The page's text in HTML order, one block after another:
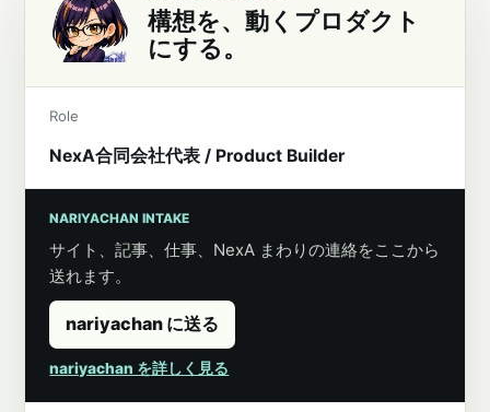
構想を、動くプロダクト
にする。
Role
NexA合同会社代表 / Product Builder
NARIYACHAN INTAKE
サイト、記事、仕事、NexA まわりの連絡をここから
送れます。
nariyachan に送る
nariyachan を詳しく見る